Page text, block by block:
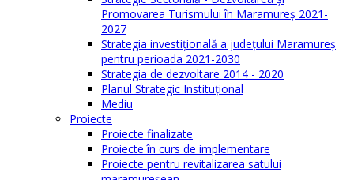
Promovarea Turismului în Maramureș 2021-
2027
Strategia investiţională a județului Maramureș
pentru perioada 2021-2030
Strategia de dezvoltare 2014 - 2020
Planul Strategic Instituţional
Mediu
Proiecte
Proiecte finalizate
Proiecte în curs de implementare
Proiecte pentru revitalizarea satului